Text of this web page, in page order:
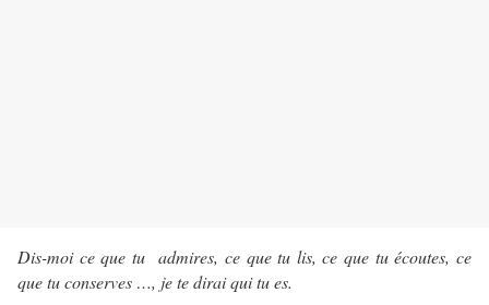
Dis-moi ce que tu admires, ce que tu lis, ce que tu écoutes, ce
que tu conserves …, je te dirai qui tu es.